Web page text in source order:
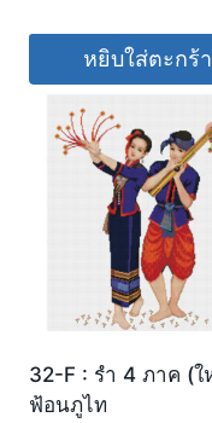
หยิบใส่ตะกร้า
32-F : รำ 4 ภาค (ใ
ฟ้อนภูไท